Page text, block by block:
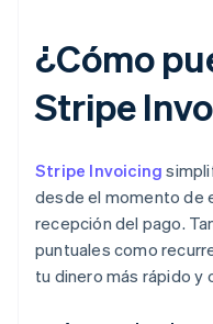
¿Cómo
Stripe
Stripe Invoicing
desde el momento de
recepción del pago.
puntuales como
tu dinero más rápido y